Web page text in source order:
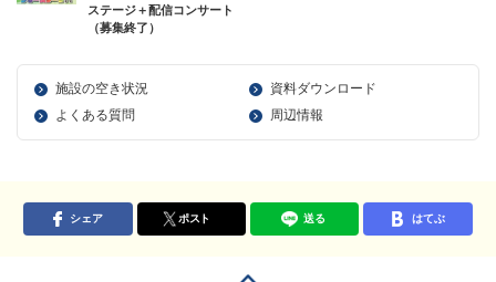
ステージ＋配信コンサート
（募集終了）
施設の空き状況
資料ダウンロード
よくある質問
周辺情報
シェア ポスト 送る はてぶ